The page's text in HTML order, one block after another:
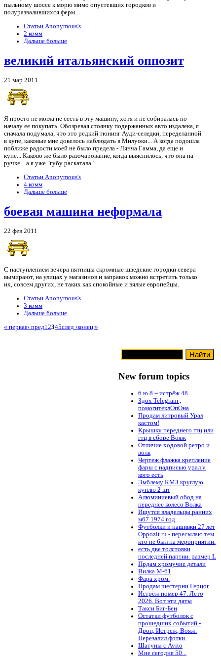
пыльному шоссе к морю мимо опустевших городков и
полуразвалившихся ферм...
Статьи Anonymous's
2 комм
Дальше больше
великий итальянский оппозит
21 мар 2011
Я просто не могла не сесть в эту машину, хотя и не собиралась по
началу ее покупать. Обозревая стоянку подержанных авто издалека, я
сначала подумала, что это редкий тюнинг Ауди-селедки, переделанной
в купе, каковые мне довелось наблюдать в Милуоки... А когда подошла
поближе радости моей не было предела - Лянча Гамма, да еще и
купе... Каково же было разочарование, когда выяснилось, что она на
ручке... а я уже "губу раскатала"...
Статьи Anonymous's
4 комм
Дальше больше
боевая машина неформала
22 фев 2011
С наступлением вечера пятницы скромные шведские городки севера
вымирают, на улицах у магазинов и заправок можно встретить только
их, совсем других, не таких как спокойные и вялые европейцы.
Статьи Anonymous's
3 комм
Дальше больше
« первая‹ пред1 2345след ›конец »
New forum topics
6 ю 8 = истрёж 48
Здох Telegram ,
помогитеклОпОна
Продам литровый Урал
кастом!
Крышку переднего гтц или
гтц в сборе Вояж
Отличие ходовой ретро и
волк
Чертеж флажка крепление
фары с надписью урал у
кого есть
Эмблему КМЗ круглую
куплю 2 шт
Алюминиевый обод на
переднее колесо Волка
Ищутся владельцы ранних
м67 1974 год
Футболки и нашивки 27 лет
Oppozit.ru - пересылаю тем
кто не был на мероприятии.
есть две толстовки
последней партии. размер L
Прдам хромучие детали
Вилка М-61
Фара хром.
Продам шестерни Герцог
Истрёж номер 47. Лето
2026. Вот эти даты
Такси Биг-Бен
Остатки футболок с
прошедших событий -
Дроп, Истрёж, Вояж.
Перезалил фотки.
Шатуны с Avito
Мне сегодня 50...